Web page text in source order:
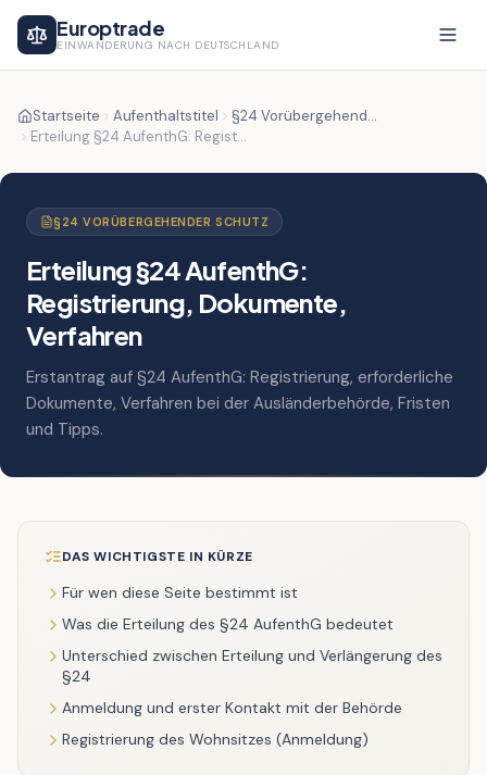
Europtrade
EINWANDERUNG NACH DEUTSCHLAND
Startseite Aufenthaltstitel
§24 Vorübergehender Schutz
Erteilung §24 AufenthG: Registrierung, Dokumente, Verfahren
§24 VORÜBERGEHENDER SCHUTZ
Erteilung §24 AufenthG:
Registrierung, Dokumente,
Verfahren
Erstantrag auf §24 AufenthG: Registrierung, erforderliche
Dokumente, Verfahren bei der Ausländerbehörde, Fristen
und Tipps.
DAS WICHTIGSTE IN KÜRZE
Für wen diese Seite bestimmt ist
Was die Erteilung des §24 AufenthG bedeutet
Unterschied zwischen Erteilung und Verlängerung des
§24
Anmeldung und erster Kontakt mit der Behörde
Registrierung des Wohnsitzes (Anmeldung)